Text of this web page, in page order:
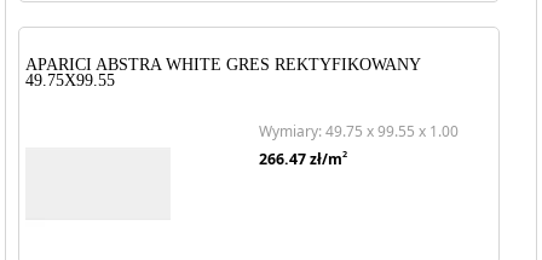
APARICI ABSTRA WHITE GRES REKTYFIKOWANY
49.75X99.55
Wymiary: 49.75 x 99.55 x 1.00
266.47zł/m2